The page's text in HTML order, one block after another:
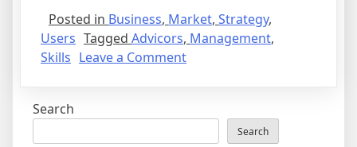
Posted in Business, Market, Strategy,
Users Tagged Advicors, Management,
Skills Leave a Commenton
Search
Search